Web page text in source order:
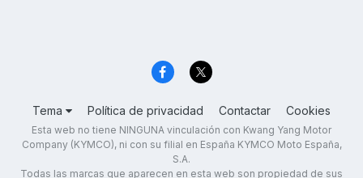
Tema Política de privacidad Contactar Cookies
Esta web no tiene NINGUNA vinculación con Kwang Yang Motor
Company (KYMCO), ni con su filial en España KYMCO Moto España,
S.A.
Todas las marcas que aparecen en esta web son propiedad de sus